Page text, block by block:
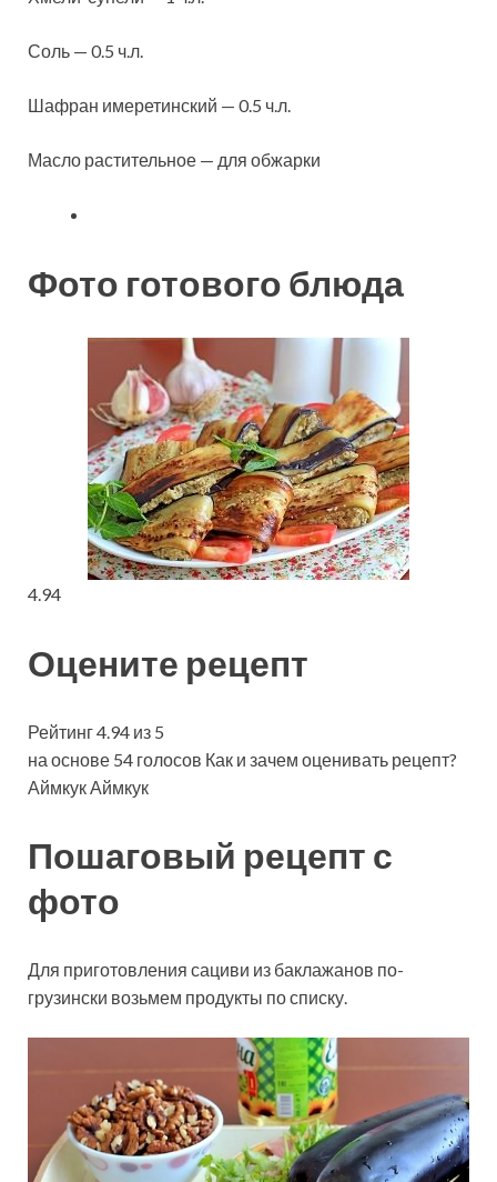
Соль — 0.5 ч.л.
Шафран имеретинский — 0.5 ч.л.
Масло растительное — для обжарки
Фото готового блюда
4.94
Оцените рецепт
Рейтинг 4.94 из 5
на основе 54 голосов Как и зачем оценивать рецепт?
Аймкук Аймкук
Пошаговый рецепт с
фото
Для приготовления сациви из баклажанов по-
грузински возьмем продукты по списку.